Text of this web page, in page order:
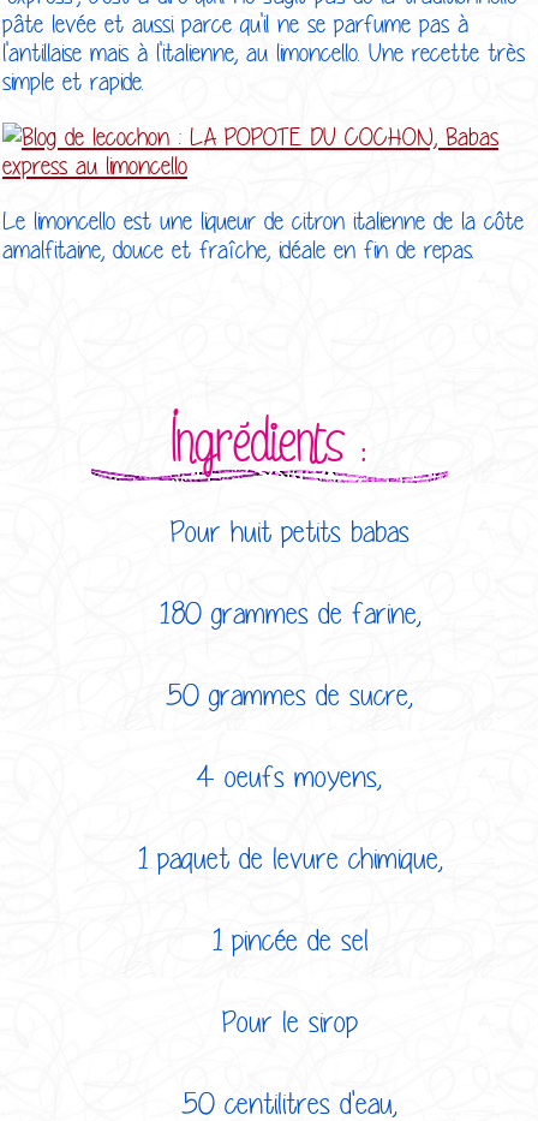
pâte levée et aussi parce qu'il ne se parfume pas à
l'antillaise mais à l'italienne, au limoncello. Une recette très
simple et rapide.
Le limoncello est une liqueur de citron italienne de la côte
amalfitaine, douce et fraîche, idéale en fin de repas.
Ingrédients :
Pour huit petits babas
180 grammes de farine,
50 grammes de sucre,
4 oeufs moyens,
1 paquet de levure chimique,
1 pincée de sel
Pour le sirop
50 centilitres d'eau,